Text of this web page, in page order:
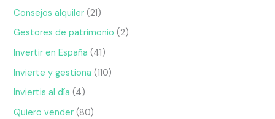
Consejos alquiler (21)
Gestores de patrimonio (2)
Invertir en España (41)
Invierte y gestiona (110)
Inviertis al día (4)
Quiero vender (80)